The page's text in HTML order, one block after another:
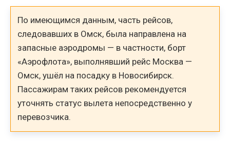
По имеющимся данным, часть рейсов,
следовавших в Омск, была направлена на
запасные аэродромы — в частности, борт
«Аэрофлота», выполнявший рейс Москва —
Омск, ушёл на посадку в Новосибирск.
Пассажирам таких рейсов рекомендуется
уточнять статус вылета непосредственно у
перевозчика.